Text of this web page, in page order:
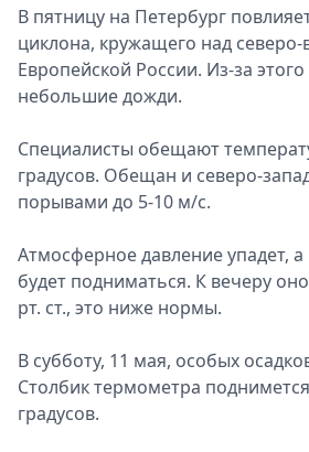
Скачай
Metro
В пятницу на Петербург
циклона, кружащего над северо-
Европейской России. Из-за
небольшие дожди.
Специалисты обещают
градусов. Обещан и северо-
порывами до 5-10 м/c.
Атмосферное давление упадет, а
будет подниматься. К вечеру
рт. ст., это ниже нормы.
В субботу, 11 мая, особых
Столбик термометра
градусов.